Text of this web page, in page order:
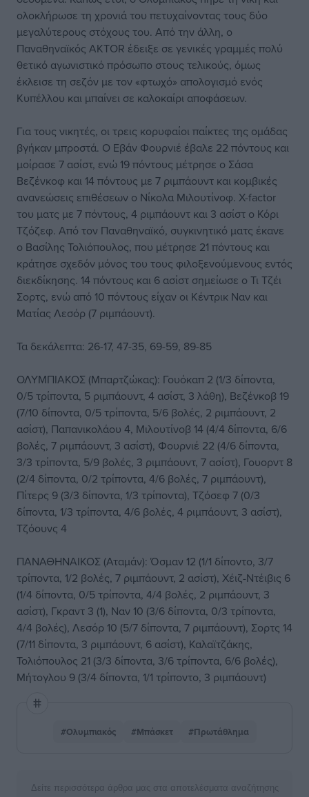
ολοκλήρωσε τη χρονιά του πετυχαίνοντας τους δύο
μεγαλύτερους στόχους του. Από την άλλη, ο
Παναθηναϊκός AKTOR έδειξε σε γενικές γραμμές πολύ
θετικό αγωνιστικό πρόσωπο στους τελικούς, όμως
έκλεισε τη σεζόν με τον «φτωχό» απολογισμό ενός
Κυπέλλου και μπαίνει σε καλοκαίρι αποφάσεων.
Για τους νικητές, οι τρεις κορυφαίοι παίκτες της ομάδας
βγήκαν μπροστά. Ο Εβάν Φουρνιέ έβαλε 22 πόντους και
μοίρασε 7 ασίστ, ενώ 19 πόντους μέτρησε ο Σάσα
Βεζένκοφ και 14 πόντους με 7 ριμπάουντ και κομβικές
ανανεώσεις επιθέσεων ο Νίκολα Μιλουτίνοφ. X-factor
του ματς με 7 πόντους, 4 ριμπάουντ και 3 ασίστ ο Κόρι
Τζόζεφ. Από τον Παναθηναϊκό, συγκινητικό ματς έκανε
ο Βασίλης Τολιόπουλος, που μέτρησε 21 πόντους και
κράτησε σχεδόν μόνος του τους φιλοξενούμενους εντός
διεκδίκησης. 14 πόντους και 6 ασίστ σημείωσε ο Τι Τζέι
Σορτς, ενώ από 10 πόντους είχαν οι Κέντρικ Ναν και
Ματίας Λεσόρ (7 ριμπάουντ).
Τα δεκάλεπτα: 26-17, 47-35, 69-59, 89-85
ΟΛΥΜΠΙΑΚΟΣ (Μπαρτζώκας): Γουόκαπ 2 (1/3 δίποντα,
0/5 τρίποντα, 5 ριμπάουντ, 4 ασίστ, 3 λάθη), Βεζένκοβ 19
(7/10 δίποντα, 0/5 τρίποντα, 5/6 βολές, 2 ριμπάουντ, 2
ασίστ), Παπανικολάου 4, Μιλουτίνοβ 14 (4/4 δίποντα, 6/6
βολές, 7 ριμπάουντ, 3 ασίστ), Φουρνιέ 22 (4/6 δίποντα,
3/3 τρίποντα, 5/9 βολές, 3 ριμπάουντ, 7 ασίστ), Γουορντ 8
(2/4 δίποντα, 0/2 τρίποντα, 4/6 βολές, 7 ριμπάουντ),
Πίτερς 9 (3/3 δίποντα, 1/3 τρίποντα), Τζόσεφ 7 (0/3
δίποντα, 1/3 τρίποντα, 4/6 βολές, 4 ριμπάουντ, 3 ασίστ),
Τζόουνς 4
ΠΑΝΑΘΗΝΑΙΚΟΣ (Αταμάν): Όσμαν 12 (1/1 δίποντο, 3/7
τρίποντα, 1/2 βολές, 7 ριμπάουντ, 2 ασίστ), Χέιζ-Ντέιβις 6
(1/4 δίποντα, 0/5 τρίποντα, 4/4 βολές, 2 ριμπάουντ, 3
ασίστ), Γκραντ 3 (1), Ναν 10 (3/6 δίποντα, 0/3 τρίποντα,
4/4 βολές), Λεσόρ 10 (5/7 δίποντα, 7 ριμπάουντ), Σορτς 14
(7/11 δίποντα, 3 ριμπάουντ, 6 ασίστ), Καλαϊτζάκης,
Τολιόπουλος 21 (3/3 δίποντα, 3/6 τρίποντα, 6/6 βολές),
Μήτογλου 9 (3/4 δίποντα, 1/1 τρίποντο, 3 ριμπάουντ)
#Ολυμπιακός #Μπάσκετ #Πρωτάθλημα
Δείτε περισσότερα άρθρα μας στα αποτελέσματα αναζήτησης